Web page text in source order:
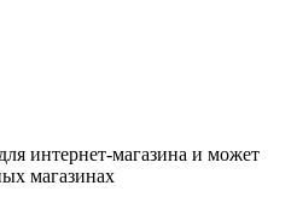
интернет-магазина и может
магазинах